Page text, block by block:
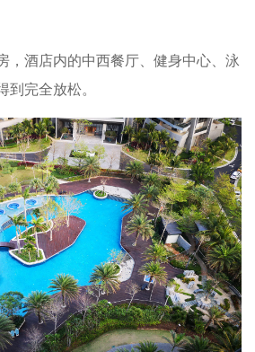
，酒店内的中西餐厅、健身中心、泳
完全放松。